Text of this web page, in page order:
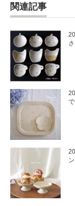
関連記事
で